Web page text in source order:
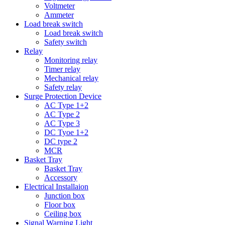
Voltmeter
Ammeter
Load break switch
Load break switch
Safety switch
Relay
Monitoring relay
Timer relay
Mechanical relay
Safety relay
Surge Protection Device
AC Type 1+2
AC Type 2
AC Type 3
DC Tyoe 1+2
DC type 2
MCR
Basket Tray
Basket Tray
Accessory
Electrical Installaion
Junction box
Floor box
Ceiling box
Signal Warning Light